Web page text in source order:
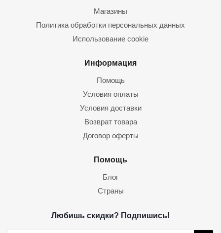
Магазины
Политика обработки персональных данных
Использование cookie
Информация
Помощь
Условия оплаты
Условия доставки
Возврат товара
Договор оферты
Помощь
Блог
Страны
Любишь скидки? Подпишись!